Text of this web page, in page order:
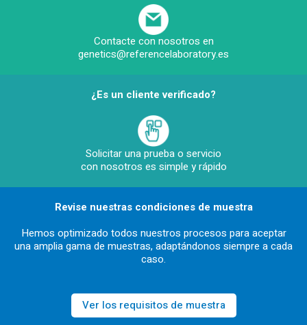
Contacte con nosotros en
genetics@referencelaboratory.es
¿Es un cliente verificado?
Solicitar una prueba o servicio
con nosotros es simple y rápido
Revise nuestras condiciones de muestra
Hemos optimizado todos nuestros procesos para aceptar
una amplia gama de muestras, adaptándonos siempre a cada
caso.
Ver los requisitos de muestra